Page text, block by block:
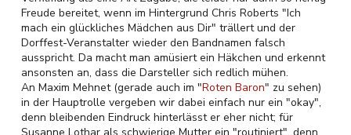
Freude bereitet, wenn im Hintergrund Chris Roberts "Ich
mach ein glückliches Mädchen aus Dir" trällert und der
Dorffest-Veranstalter wieder den Bandnamen falsch
ausspricht. Da macht man amüsiert ein Häkchen und erkennt
ansonsten an, dass die Darsteller sich redlich mühen.
An Maxim Mehnet (gerade auch im "Roten Baron" zu sehen)
in der Hauptrolle vergeben wir dabei einfach nur ein "okay",
denn bleibenden Eindruck hinterlässt er eher nicht; für